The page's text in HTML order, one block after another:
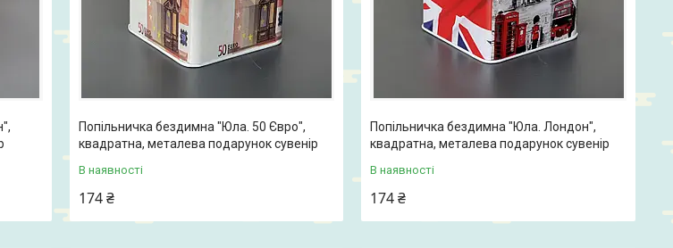
Попільничка бездимна "Юла. 50 Євро",
квадратна, металева подарунок сувенір
В наявності
174 ₴
Попільничка бездимна "Юла. Лондон",
квадратна, металева подарунок сувенір
В наявності
174 ₴